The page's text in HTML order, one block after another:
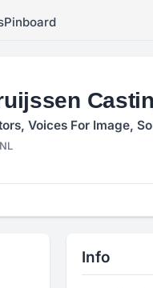
Pinboard
Voices For Image,
Info